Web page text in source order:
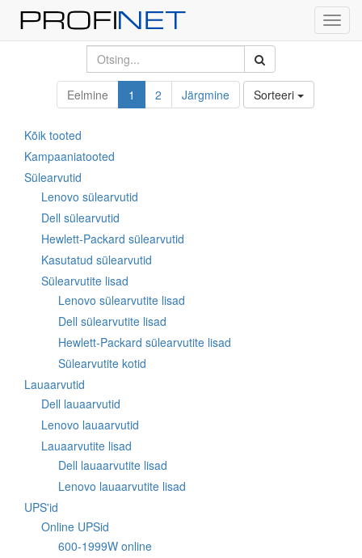
Eelmine 1 2 Järgmine Sorteeri
Kõik tooted
Kampaaniatooted
Sülearvutid
Lenovo sülearvutid
Dell sülearvutid
Hewlett-Packard sülearvutid
Kasutatud sülearvutid
Sülearvutite lisad
Lenovo sülearvutite lisad
Dell sülearvutite lisad
Hewlett-Packard sülearvutite lisad
Sülearvutite kotid
Lauaarvutid
Dell lauaarvutid
Lenovo lauaarvutid
Lauaarvutite lisad
Dell lauaarvutite lisad
Lenovo lauaarvutite lisad
UPS'id
Online UPSid
600-1999W online